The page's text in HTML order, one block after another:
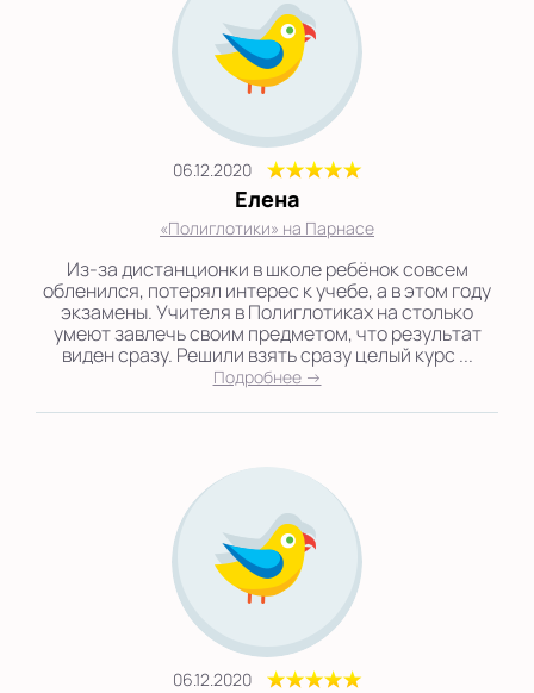
06.12.2020
Елена
«Полиглотики» на Парнасе
Из-за дистанционки в школе ребёнок совсем
обленился, потерял интерес к учебе, а в этом году
экзамены. Учителя в Полиглотиках на столько
умеют завлечь своим предметом, что результат
виден сразу. Решили взять сразу целый курс ...
Подробнее →
06.12.2020